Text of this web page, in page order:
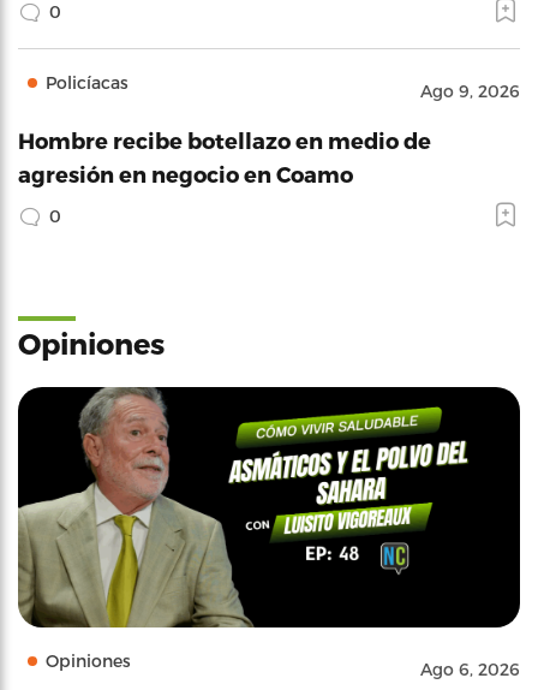
0
Policíacas Ago 9, 2026
Hombre recibe botellazo en medio de
agresión en negocio en Coamo
0
Opiniones
Opiniones Ago 6, 2026